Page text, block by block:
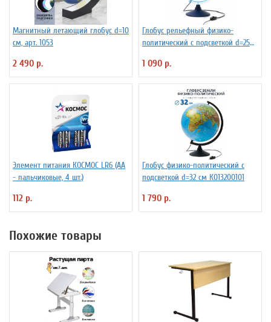
Магнитный летающий глобус d=10
см, арт. 1053
2 490 р.
Глобус рельефный физико-
политический с подсветкой d=25
1 090 р.
Элемент питания КОСМОС LR6 (АА
- пальчиковые, 4 шт.)
112 р.
Глобус физико-политический с
подсветкой d=32 см К013200101
1 790 р.
Похожие товары